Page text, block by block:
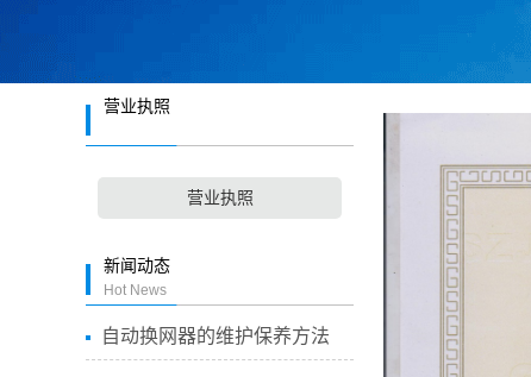
营业执照
营业执照
新闻动态
Hot News
自动换网器的维护保养方法